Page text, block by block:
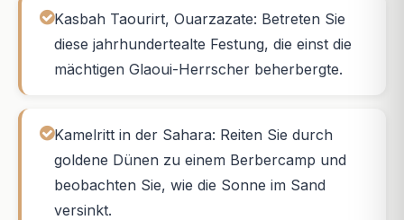
Kasbah Taourirt, Ouarzazate: Betreten Sie
diese jahrhundertealte Festung, die einst die
mächtigen Glaoui-Herrscher beherbergte.
Kamelritt in der Sahara: Reiten Sie durch
goldene Dünen zu einem Berbercamp und
beobachten Sie, wie die Sonne im Sand
versinkt.